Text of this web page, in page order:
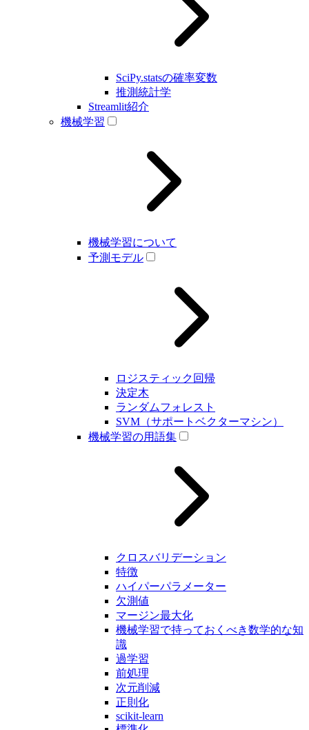
SciPy.statsの確率変数
推測統計学
Streamlit紹介
機械学習
機械学習について
予測モデル
ロジスティック回帰
決定木
ランダムフォレスト
SVM（サポートベクターマシン）
機械学習の用語集
クロスバリデーション
特徴
ハイパーパラメーター
欠測値
マージン最大化
機械学習で持っておくべき数学的な知
識
過学習
前処理
次元削減
正則化
scikit-learn